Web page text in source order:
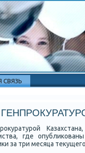
СВЯЗЬ
где
за три месяца